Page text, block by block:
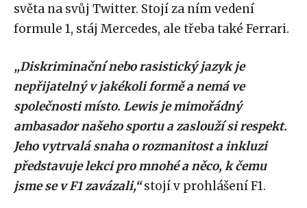
světa na svůj Twitter. Stojí za ním vedení
formule 1, stáj Mercedes, ale třeba také Ferrari.
„Diskriminační nebo rasistický jazyk je
nepřijatelný v jakékoli formě a nemá ve
společnosti místo. Lewis je mimořádný
ambasador našeho sportu a zaslouží si respekt.
Jeho vytrvalá snaha o rozmanitost a inkluzi
představuje lekci pro mnohé a něco, k čemu
jsme se v F1 zavázali,“stojí v prohlášení F1.